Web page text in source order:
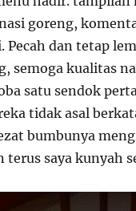
goreng,
Pecah dan tetap
semoga kualitas
satu sendok
tidak asal
bumbunya
saya kunyah